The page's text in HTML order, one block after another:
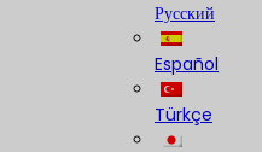
Русский
Español
Türkçe